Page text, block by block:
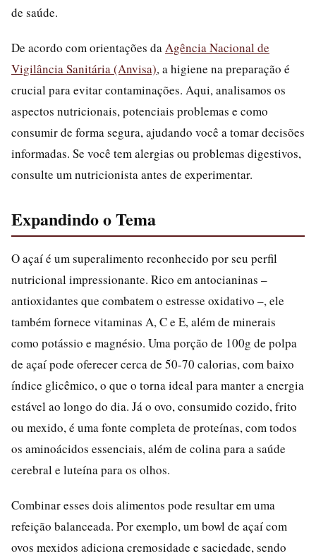
de saúde.
De acordo com orientações daAgência Nacional de
Vigilância Sanitária (Anvisa), a higiene na preparação é
crucial para evitar contaminações. Aqui, analisamos os
aspectos nutricionais, potenciais problemas e como
consumir de forma segura, ajudando você a tomar decisões
informadas. Se você tem alergias ou problemas digestivos,
consulte um nutricionista antes de experimentar.
Expandindo o Tema
O açaí é um superalimento reconhecido por seu perfil
nutricional impressionante. Rico em antocianinas –
antioxidantes que combatem o estresse oxidativo –, ele
também fornece vitaminas A, C e E, além de minerais
como potássio e magnésio. Uma porção de 100g de polpa
de açaí pode oferecer cerca de 50-70 calorias, com baixo
índice glicêmico, o que o torna ideal para manter a energia
estável ao longo do dia. Já o ovo, consumido cozido, frito
ou mexido, é uma fonte completa de proteínas, com todos
os aminoácidos essenciais, além de colina para a saúde
cerebral e luteína para os olhos.
Combinar esses dois alimentos pode resultar em uma
refeição balanceada. Por exemplo, um bowl de açaí com
ovos mexidos adiciona cremosidade e saciedade, sendo